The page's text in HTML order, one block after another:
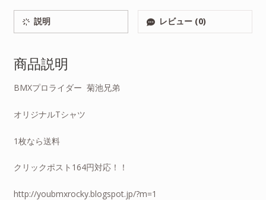
説明 レビュー (0)
商品説明
BMXプロライダー 菊池兄弟
オリジナルTシャツ
1枚なら送料
クリックポスト164円対応！！
http://youbmxrocky.blogspot.jp/?m=1